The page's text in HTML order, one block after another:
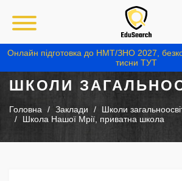
Онлайн підготовка до НМТ/ЗНО 2027,
тисни ТУТ
ШКОЛИ
Головна Заклади
Школи
Школа Нашої Мрії, приватна школа